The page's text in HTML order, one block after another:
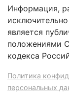
Информация,
является
положениями
кодекса
Политика
персональных